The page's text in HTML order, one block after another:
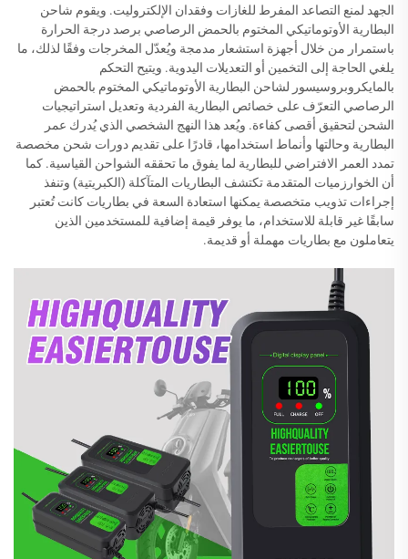
الجهد لمنع التصاعد المفرط للغازات وفقدان الإلكتروليت. ويقوم شاحن
البطارية الأوتوماتيكي المختوم بالحمض الرصاصي برصد درجة الحرارة
باستمرار من خلال أجهزة استشعار مدمجة ويُعدّل المخرجات وفقًا لذلك، ما
يلغي الحاجة إلى التخمين أو التعديلات اليدوية. ويتيح التحكم
بالمايكروبروسيسور لشاحن البطارية الأوتوماتيكي المختوم بالحمض
الرصاصي التعرّف على خصائص البطارية الفردية وتعديل استراتيجيات
الشحن لتحقيق أقصى كفاءة. ويُعد هذا النهج الشخصي الذي يُدرك عمر
البطارية وحالتها وأنماط استخدامها، قادرًا على تقديم دورات شحن مخصصة
تمدد العمر الافتراضي للبطارية لما يفوق ما تحققه الشواحن القياسية. كما
أن الخوارزميات المتقدمة تكتشف البطاريات المتآكلة (الكبريتية) وتنفذ
إجراءات تذويب متخصصة يمكنها استعادة السعة في بطاريات كانت تُعتبر
سابقًا غير قابلة للاستخدام، ما يوفر قيمة إضافية للمستخدمين الذين
يتعاملون مع بطاريات مهملة أو قديمة.